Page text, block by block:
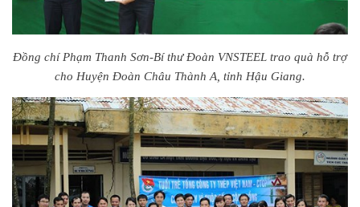
Đồng chí Phạm Thanh Sơn-Bí thư Đoàn VNSTEEL trao quà hỗ trợ
cho Huyện Đoàn Châu Thành A, tỉnh Hậu Giang.